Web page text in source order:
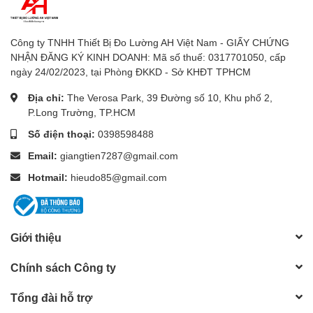
- Nhiệt độ: 0 đến 50℃ (32 đến 122℉)
- Độ ẩm: Dưới 80% RH
- Kích thước:
- Thiết bị chính: 131 x 70 x 25 mm (5,2 x 2,8 x 1,0 inch)
- Đầu dò oxy: Đường kính 190 mm x 28 mm (Đường kính
7,5 x 1,1 inch)
- Chiều dài cáp đầu dò: 4 mét
- Trọng lượng: 390 g (0,86 lb) có đầu dò
Phụ kiện đi kèm:
- Đầu dò oxy (OXPB-09N): 1 PC
- Hướng dẫn sử dụng: 1 PC
Công ty TNHH Thiết Bị Đo Lường AH Việt Nam - GIẤY CHỨNG
NHẬN ĐĂNG KÝ KINH DOANH: Mã số thuế: 0317701050, cấp
ngày 24/02/2023, tại Phòng ĐKKD - Sở KHĐT TPHCM
Địa chỉ: The Verosa Park, 39 Đường số 10, Khu phố 2,
P.Long Trường, TP.HCM
Số điện thoại: 0398598488
Email: giangtien7287@gmail.com
Hotmail: hieudo85@gmail.com
Giới thiệu
Chính sách Công ty
Tổng đài hỗ trợ